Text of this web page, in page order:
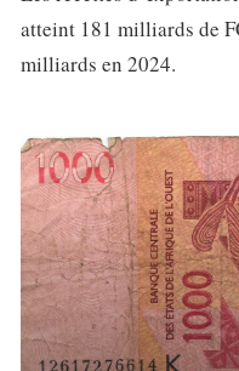
atteint 181 milliards de
milliards en 2024.